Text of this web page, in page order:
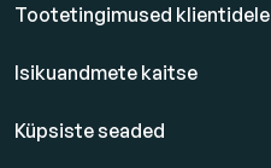
Tootetingimused klientidele
Isikuandmete kaitse
Küpsiste seaded